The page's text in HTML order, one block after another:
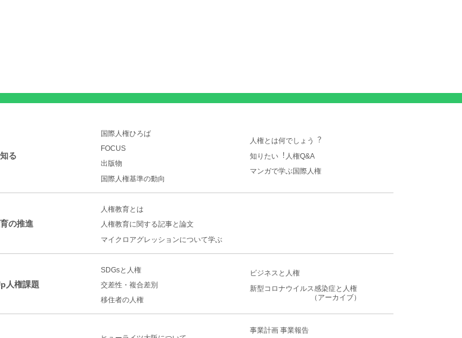
る
国際人権ひろば
FOCUS
出版物
国際人権基準の動向
人権とは何でしょう︖
知りたい︕人権Q&A
マンガで学ぶ国際人権
の推進
人権教育とは
人権教育に関する記事と論文
マイクロアグレッションについて学ぶ
人権課題
SDGsと人権
交差性・複合差別
移住者の人権
ビジネスと人権
新型コロナウイルス感染症と人権
（アーカイブ）
事業計画 事業報告